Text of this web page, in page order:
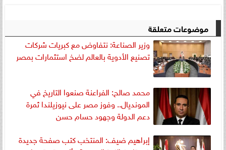
موضوعات متعلقة
وزير الصناعة: نتفاوض مع كبريات شركات
تصنيع الأدوية بالعالم لضخ استثمارات بمصر
محمد صالح: الفراعنة صنعوا التاريخ في
المونديال.. وفوز مصر على نيوزيلندا ثمرة
دعم الدولة وجهود حسام حسن
إبراهيم ضيف: المنتخب كتب صفحة جديدة